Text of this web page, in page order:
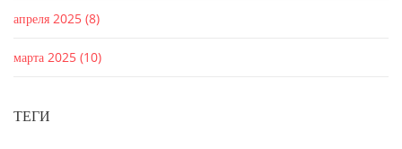
апреля 2025 (8)
марта 2025 (10)
ТЕГИ